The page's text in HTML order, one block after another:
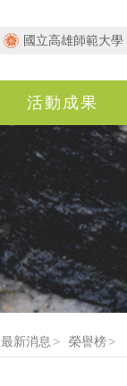
活動成果
國立高雄師範大學
最新消息 榮譽榜